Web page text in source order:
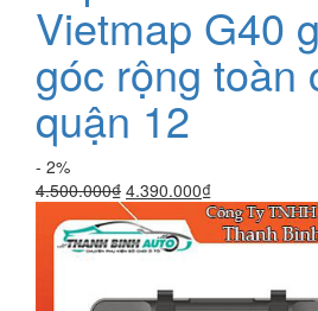
Vietmap G40
góc rộng toàn
quận 12
- 2%
4.500.000₫ Giá
gốc
là:
4.500.000₫.
4.390.000₫Giá
hiện
tại
4.390.000₫.